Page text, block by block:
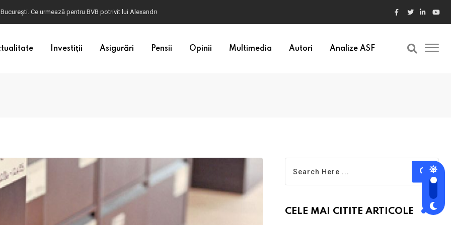
Dacă în România cele mai falsificate bancnote sunt cele de 50 de euro, cele din Bulgaria au valori cu 30% mai mari
Investiții Asigurări Pensii Opinii Multimedia Autori Analize ASF
CELE MAI CITITE ARTICOLE